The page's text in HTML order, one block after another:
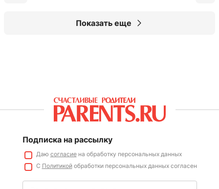
Показать еще
Подписка на рассылку
Даю согласиена обработку персональных данных
С Политикойобработки персональных данных согласен